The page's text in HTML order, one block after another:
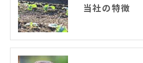
当社の特徴